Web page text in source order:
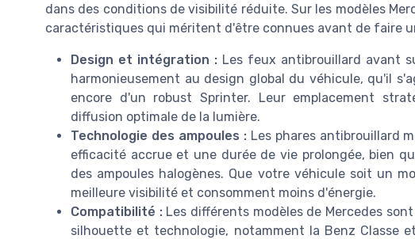
dans des conditions de visibilité réduite. Sur les modèles
caractéristiques qui méritent d'être connues avant de faire
Design et intégration : Les feux antibrouillard avant
harmonieusement au design global du véhicule, qu'il
encore d'un robust Sprinter. Leur emplacement
diffusion optimale de la lumière.
Technologie des ampoules :Les phares antibrouillard
efficacité accrue et une durée de vie prolongée, bien
des ampoules halogènes. Que votre véhicule soit un
meilleure visibilité et consomment moins d'énergie.
Compatibilité :Les différents modèles de Mercedes
silhouette et technologie, notamment la Benz Classe